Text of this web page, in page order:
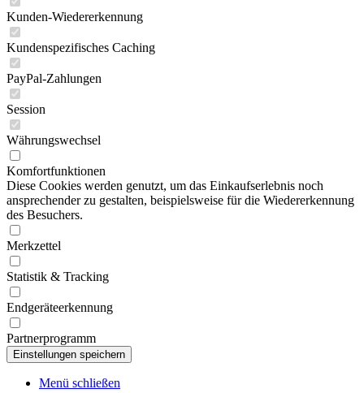
Kunden-Wiedererkennung
Kundenspezifisches Caching
PayPal-Zahlungen
Session
Währungswechsel
Komfortfunktionen
Diese Cookies werden genutzt, um das Einkaufserlebnis noch
ansprechender zu gestalten, beispielsweise für die Wiedererkennung
des Besuchers.
Merkzettel
Statistik & Tracking
Endgeräteerkennung
Partnerprogramm
Menü schließen